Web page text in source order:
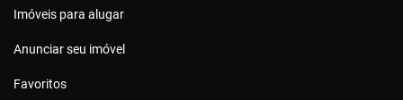
Imóveis para alugar
Anunciar seu imóvel
Favoritos